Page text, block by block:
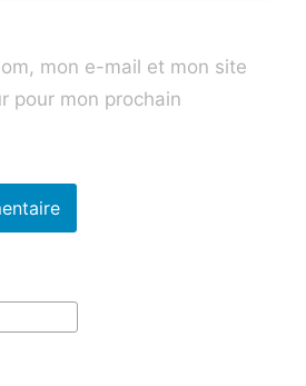
mon e-mail et mon site
pour mon prochain